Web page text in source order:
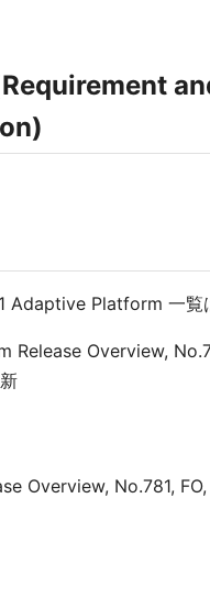
Adaptive Platform 一覧
Release Overview,
Overview, No.781,